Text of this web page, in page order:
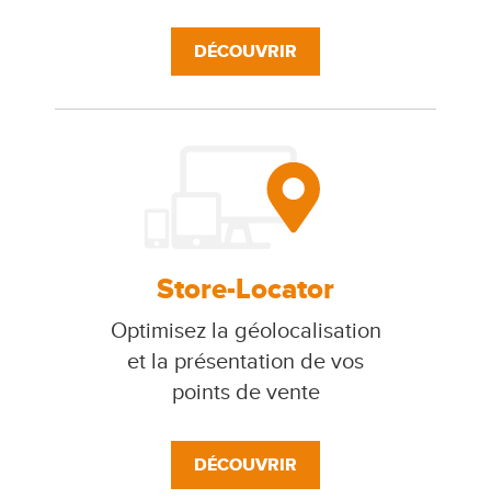
DÉCOUVRIR
Store-Locator
Optimisez la géolocalisation
et la présentation de vos
points de vente
DÉCOUVRIR